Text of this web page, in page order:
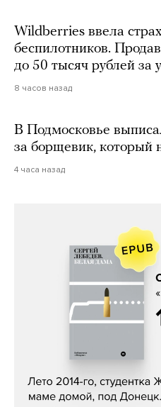
Wildberries ввела
беспилотников.
до 50 тысяч рублей за
8 часов назад
В Подмосковье
за борщевик,
4 часа назад
Сергей